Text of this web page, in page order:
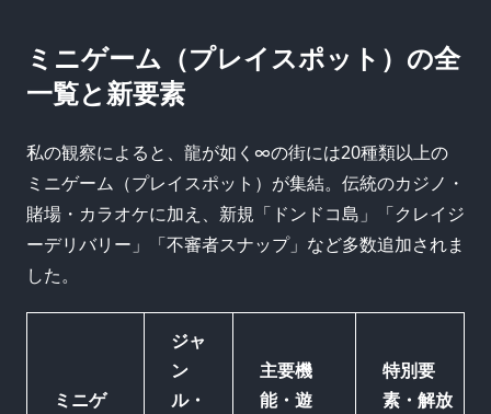
ミニゲーム（プレイスポット）の全
一覧と新要素
私の観察によると、龍が如く∞の街には20種類以上の
ミニゲーム（プレイスポット）が集結。伝統のカジノ・
賭場・カラオケに加え、新規「ドンドコ島」「クレイジ
ーデリバリー」「不審者スナップ」など多数追加されま
した。
ミニゲ
ジャ
ン
ル・
主要機
能・遊
特別要
素・解放